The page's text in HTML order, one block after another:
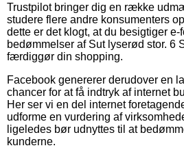
Trustpilot bringer dig en række
studere flere andre konsumenters
dette er det klogt, at du besigtiger e-
bedømmelser af Sut lyserød stor. 6
færdiggør din shopping.
Facebook genererer derudover en
chancer for at få indtryk af internet
Her ser vi en del internet
udforme en vurdering af
ligeledes bør udnyttes til at
kunderne.